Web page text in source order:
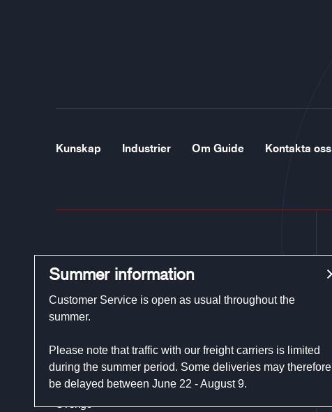
Kunskap Industrier Om Guide Kontakta oss
+46 (0)321-29 300
customerservice@guidegloves.com
Johanneslundsvägen 12
194 61 Upplands Väsby
Sverige
Summer information
Customer Service is open as usual throughout the
summer.
Please note that traffic with our freight carriers is limited
during the summer period. Some deliveries may therefore
be delayed between June 22 - August 9.